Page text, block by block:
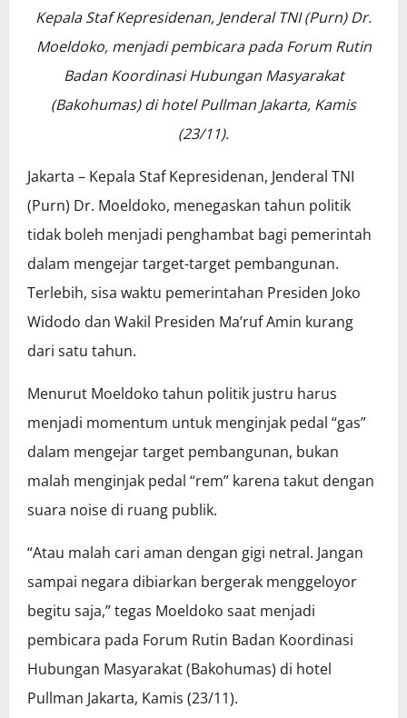
Kepala Staf Kepresidenan, Jenderal TNI (Purn) Dr.
Moeldoko, menjadi pembicara pada Forum Rutin
Badan Koordinasi Hubungan Masyarakat
(Bakohumas) di hotel Pullman Jakarta, Kamis
(23/11).
Jakarta – Kepala Staf Kepresidenan, Jenderal TNI
(Purn) Dr. Moeldoko, menegaskan tahun politik
tidak boleh menjadi penghambat bagi pemerintah
dalam mengejar target-target pembangunan.
Terlebih, sisa waktu pemerintahan Presiden Joko
Widodo dan Wakil Presiden Ma’ruf Amin kurang
dari satu tahun.
Menurut Moeldoko tahun politik justru harus
menjadi momentum untuk menginjak pedal “gas”
dalam mengejar target pembangunan, bukan
malah menginjak pedal “rem” karena takut dengan
suara noise di ruang publik.
“Atau malah cari aman dengan gigi netral. Jangan
sampai negara dibiarkan bergerak menggeloyor
begitu saja,” tegas Moeldoko saat menjadi
pembicara pada Forum Rutin Badan Koordinasi
Hubungan Masyarakat (Bakohumas) di hotel
Pullman Jakarta, Kamis (23/11).